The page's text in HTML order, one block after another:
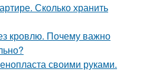
Сколько хранить
кровлю. Почему важно
своими руками.